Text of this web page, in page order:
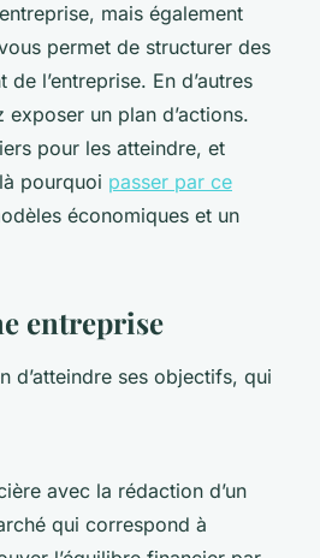
mais également
permet de structurer des
l’entreprise. En d’autres
exposer un plan d’actions.
pour les atteindre, et
pourquoi passer par ce
économiques et un
entreprise
d’atteindre ses objectifs, qui
avec la rédaction d’un
qui correspond à